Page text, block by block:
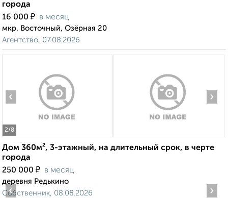
города
16 000 ₽ в месяц
мкр. Восточный, Озёрная 20
Агентство, 07.08.2026
2/8
‹ ›
Дом 360м², 3-этажный, на длительный срок, в черте
города
250 000 ₽ в месяц
деревня Редькино
Собственник, 08.08.2026
‹ ›